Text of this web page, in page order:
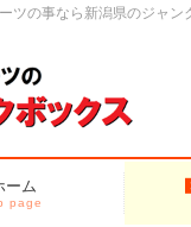
ツの事なら新潟県のジャン
ーム
page